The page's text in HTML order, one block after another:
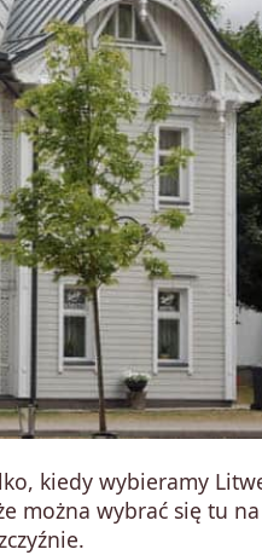
kiedy wybieramy
można wybrać się tu na